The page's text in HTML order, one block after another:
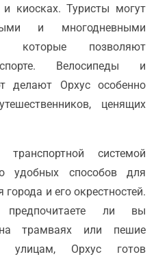
киосках. Туристы могут
и многодневными
которые позволяют
Велосипеды и
делают Орхус особенно
ценящих
системой
удобных способов для
и его окрестностей.
ли вы
на трамваях или пешие
улицам, Орхус готов